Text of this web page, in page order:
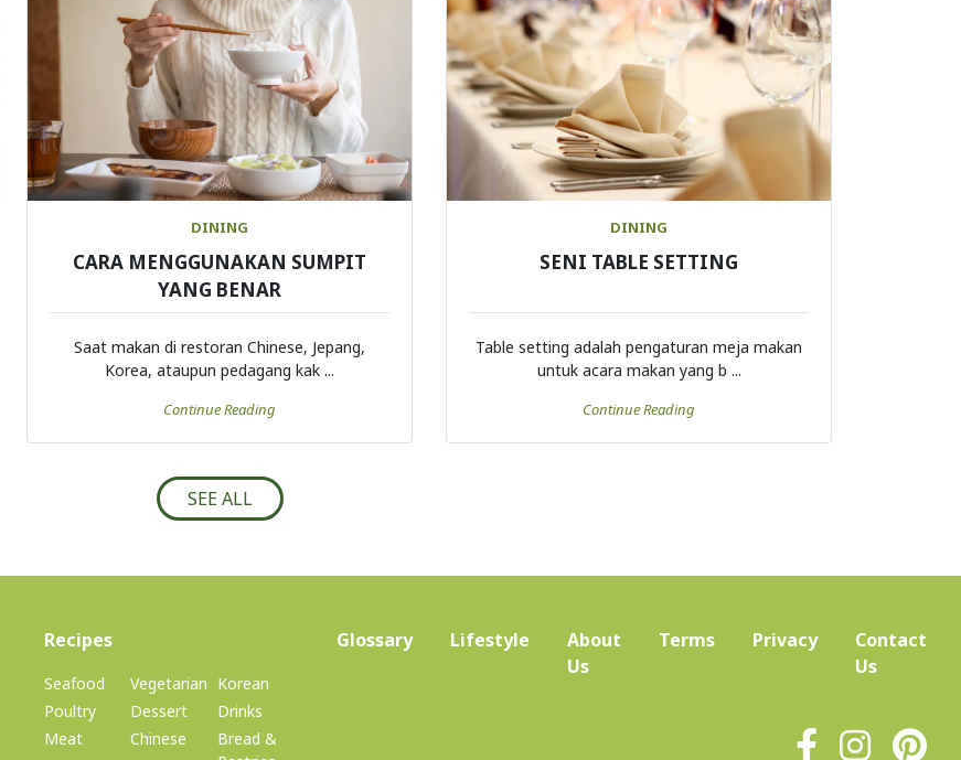
DINING
CARA MENGGUNAKAN SUMPIT
YANG BENAR
Saat makan di restoran Chinese, Jepang,
Korea, ataupun pedagang kak ...
Continue Reading
DINING
SENI TABLE SETTING
Table setting adalah pengaturan meja makan
untuk acara makan yang b ...
Continue Reading
SEE ALL
Recipes(current)
Seafood
Poultry
Meat
Vegetarian
Dessert
Chinese
Korean
Drinks
Bread &
Glossary Lifestyle
About
Us(current)
Terms Privacy
Contact
Us